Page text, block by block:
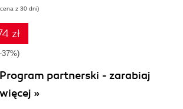
nią zz 30 dni)
zł
37%)
Program partnerski - zarabiaj
więcej »